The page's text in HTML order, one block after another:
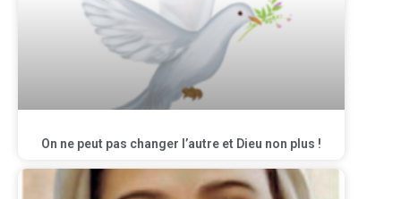
On ne peut pas changer l’autre et Dieu non plus !